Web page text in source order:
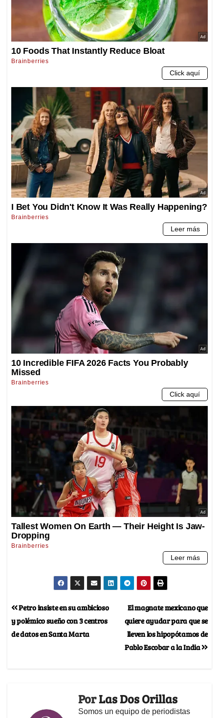
El magnate mexicano que
quiere ayudar para que se
lleven los hipopótamos de
Pablo Escobar a la India
Petro insiste en su ambicioso
y polémico sueño con 3 centros
de datos en Santa Marta
PorLas Dos Orillas
Somos un equipo de periodistas